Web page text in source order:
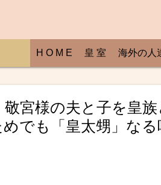
H O M E 皇 室 海外の人
敬宮様の夫と子を皇
でも「皇太甥」な